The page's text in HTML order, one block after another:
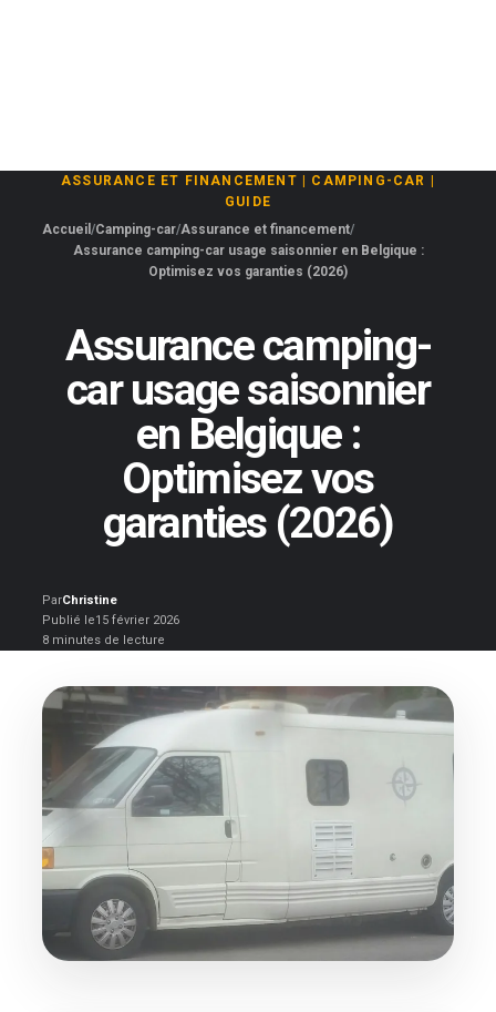
ASSURANCE ET FINANCEMENT CAMPING-CAR
GUIDE
Accueil Camping-car Assurance et financement
Assurance camping-car usage saisonnier en Belgique :
Optimisez vos garanties (2026)
Assurance camping-
car usage saisonnier
en Belgique :
Optimisez vos
garanties (2026)
ParChristine
Publié le15 février 2026
8 minutes de lecture